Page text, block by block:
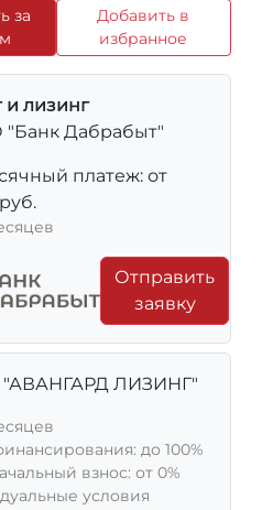
за
Добавить в
избранное
и лизинг
Дабрабыт"
платеж: от
руб.
Отправить
заявку
"АВАНГАРД ЛИЗИНГ"
до 100%
взнос: от 0%
условия